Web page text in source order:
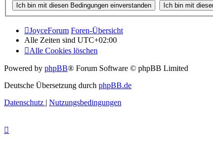
JoyceForum Foren-Übersicht
Alle Zeiten sind UTC+02:00
Alle Cookies löschen
Powered by phpBB® Forum Software © phpBB Limited
Deutsche Übersetzung durch phpBB.de
Datenschutz | Nutzungsbedingungen